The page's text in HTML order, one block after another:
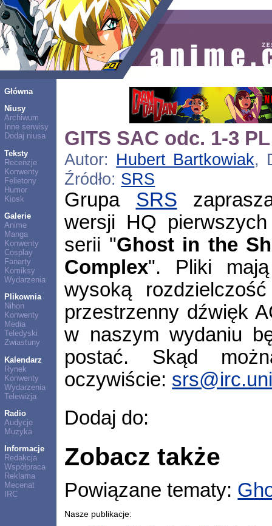
Główna
Niusy
Archiwum
Inne serwisy
Dodaj niusa
Teksty
Recenzje
Konwenty
Felietony
Humor
Kiosk
Galerie
Anime
Manga
Konwenty
Cosplay
Fanarty
Komiksy
Wydarzenia
Plikownia
Nihon
Konwenty
Media
Teledyski
Zwiastuny
Kalendarz
Rynek
Konwenty
Wydarzenia
Telewizja
Radio
Audycje
Muzyka
Informacje
Redakcja
Współpraca
Reklama
Mecenat
IRC
GITS SAC odc. 1-3
Autor: Hubert Bartkowiak,
Źródło: SRS
Grupa SRS
wersji HQ
serii "Ghost in the
Complex". Pliki
wysoką
przestrzenny dźwięk
w naszym wydaniu
postać. Skąd
oczywiście:
Dodaj do:
Zobacz także
Powiązane tematy:
Nasze publikacje: